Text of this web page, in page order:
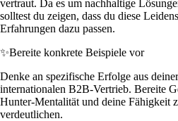
vertraut. Da es um nachhaltige
solltest du zeigen, dass du diese
Erfahrungen dazu passen.
✨Bereite konkrete Beispiele vor
Denke an spezifische Erfolge aus
internationalen B2B-Vertrieb. Bereite
Hunter-Mentalität und deine Fähigkeit
verdeutlichen.